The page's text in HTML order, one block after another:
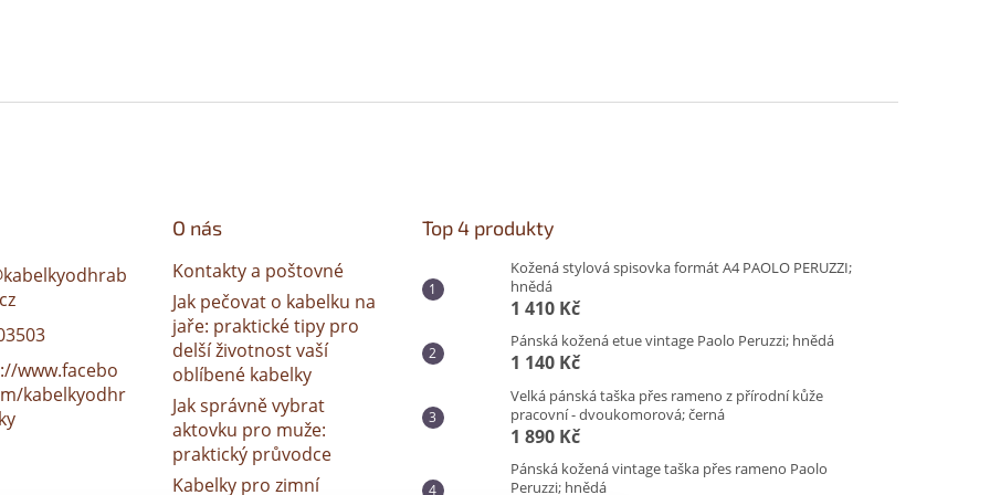
kabelkyodhrab
www.facebo
kabelkyodhr
O nás
Kontakty a poštovné
Jak pečovat o kabelku na
jaře: praktické tipy pro
delší životnost vaší
oblíbené kabelky
Jak správně vybrat
aktovku pro muže:
praktický průvodce
Kabelky pro zimní
Top 4 produkty
Kožená stylová spisovka formát A4 PAOLO PERUZZI;
hnědá
1 410 Kč
Pánská kožená etue vintage Paolo Peruzzi; hnědá
1 140 Kč
Velká pánská taška přes rameno z přírodní kůže
pracovní - dvoukomorová; černá
1 890 Kč
Pánská kožená vintage taška přes rameno Paolo
Peruzzi; hnědá